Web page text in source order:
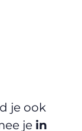
je ook
je in